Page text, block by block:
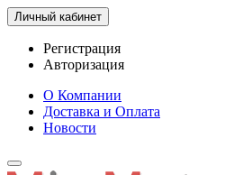
Личный кабинет
Регистрация
Авторизация
О Компании
Доставка и Оплата
Новости